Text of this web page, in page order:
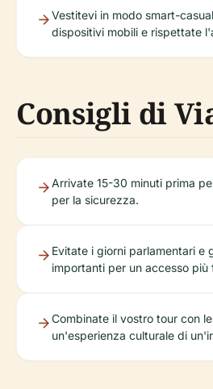
Vestitevi in modo smart-
dispositivi mobili e rispettate
Consigli di
Arrivate 15-30 minuti prima
per la sicurezza.
Evitate i giorni parlamentari e
importanti per un accesso più
Combinate il vostro tour con
un'esperienza culturale di